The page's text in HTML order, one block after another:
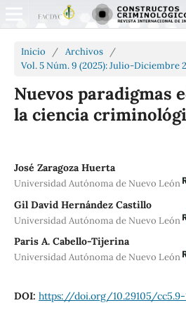
Inicio / Archivos
/
Vol. 5 Núm. 9 (2025): Julio-Diciembre
Nuevos paradigmas
la ciencia
José Zaragoza Huerta
Universidad Autónoma de Nuevo León
Gil David Hernández Castillo
Universidad Autónoma de Nuevo León
Paris A. Cabello-Tijerina
Universidad Autónoma de Nuevo León
DOI: https://doi.org/10.29105/cc5.9-